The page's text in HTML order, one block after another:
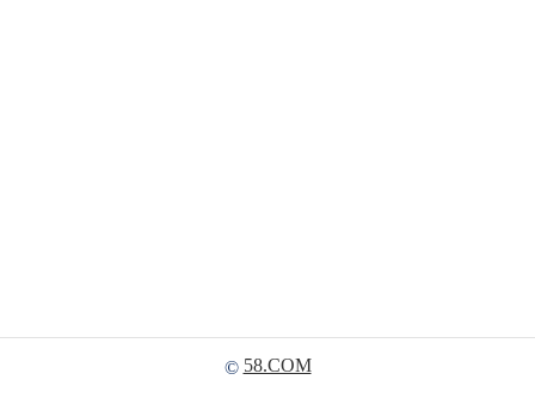
© 58.COM